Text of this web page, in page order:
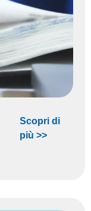
Scopri di
più >>